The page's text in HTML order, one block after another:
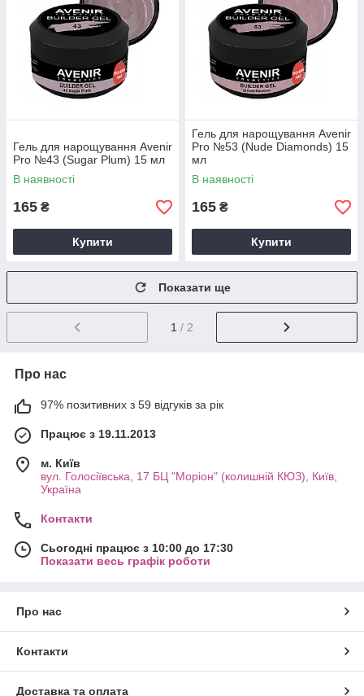
Гель для нарощування Avenir
Pro №43 (Sugar Plum) 15 мл
В наявності
165 ₴
Купити
Гель для нарощування Avenir
Pro №53 (Nude Diamonds) 15
мл
В наявності
165 ₴
Купити
Показати ще
1 / 2
Про нас
97% позитивних з 59 відгуків за рік
Працює з 19.11.2013
м. Київ
вул. Голосіївська, 17 БЦ "Моріон" (колишній КЮЗ), Київ,
Україна
Контакти
Сьогодні працює з 10:00 до 17:30
Показати весь графік роботи
Про нас
Контакти
Доставка та оплата